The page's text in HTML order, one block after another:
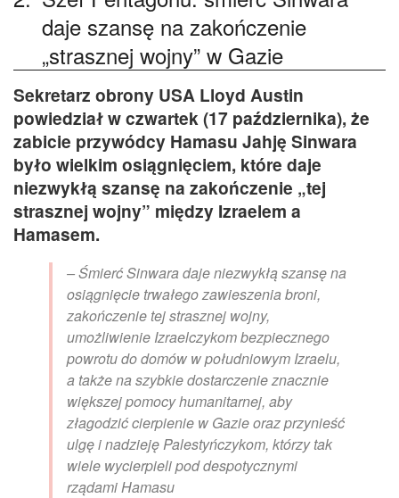
daje szansę na zakończenie
„strasznej wojny” w Gazie
Sekretarz obrony USA Lloyd Austin
powiedział w czwartek (17 października), że
zabicie przywódcy Hamasu Jahję Sinwara
było wielkim osiągnięciem, które daje
niezwykłą szansę na zakończenie „tej
strasznej wojny” między Izraelem a
Hamasem.
– Śmierć Sinwara daje niezwykłą szansę na
osiągnięcie trwałego zawieszenia broni,
zakończenie tej strasznej wojny,
umożliwienie Izraelczykom bezpiecznego
powrotu do domów w południowym Izraelu,
a także na szybkie dostarczenie znacznie
większej pomocy humanitarnej, aby
złagodzić cierpienie w Gazie oraz przynieść
ulgę i nadzieję Palestyńczykom, którzy tak
wiele wycierpieli pod despotycznymi
rządami Hamasu